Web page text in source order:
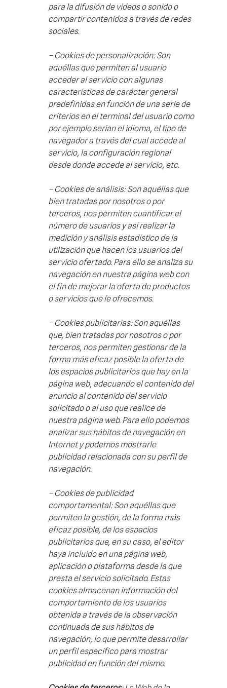
para la difusión de videos o sonido o
compartir contenidos a través de redes
sociales.
– Cookiesde personalización: Son
aquéllas que permiten al usuario
acceder al servicio con algunas
características de carácter general
predefinidas en función de una serie de
criterios en el terminal del usuario como
por ejemplo serian el idioma, el tipo de
navegador a través del cual accede al
servicio, la configuración regional
desde donde accede al servicio, etc.
– Cookies de análisis: Son aquéllas que
bien tratadas por nosotros o por
terceros, nos permiten cuantificar el
número de usuarios y así realizar la
medición y análisis estadístico de la
utilización que hacen los usuarios del
servicio ofertado. Para ello se analiza su
navegación en nuestra página web con
el fin de mejorar la oferta de productos
o servicios que le ofrecemos.
– Cookies publicitarias: Son aquéllas
que, bien tratadas por nosotros o por
terceros, nos permiten gestionar de la
forma más eficaz posible la oferta de
los espacios publicitarios que hay en la
página web, adecuando el contenido del
anuncio al contenido del servicio
solicitado o al uso que realice de
nuestra página web. Para ello podemos
analizar sus hábitos de navegación en
Internet y podemos mostrarle
publicidad relacionada con su perfil de
navegación.
– Cookies depublicidad
comportamental: Son aquéllas que
permiten la gestión, de la forma más
eficaz posible, de los espacios
publicitarios que, en su caso, el editor
haya incluido en una página web,
aplicación o plataforma desde la que
presta el servicio solicitado. Estas
cookies almacenan información del
comportamiento de los usuarios
obtenida a través de la observación
continuada de sus hábitos de
navegación, lo que permite desarrollar
un perfil específico para mostrar
publicidad en función del mismo.